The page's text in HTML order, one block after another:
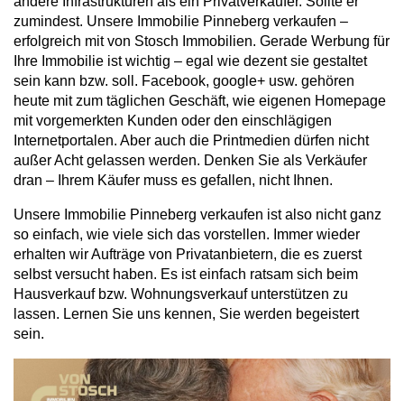
zumindest. Unsere Immobilie Pinneberg verkaufen –
erfolgreich mit von Stosch Immobilien. Gerade Werbung für
Ihre Immobilie ist wichtig – egal wie dezent sie gestaltet
sein kann bzw. soll. Facebook, google+ usw. gehören
heute mit zum täglichen Geschäft, wie eigenen Homepage
mit vorgemerkten Kunden oder den einschlägigen
Internetportalen. Aber auch die Printmedien dürfen nicht
außer Acht gelassen werden. Denken Sie als Verkäufer
dran – Ihrem Käufer muss es gefallen, nicht Ihnen.
Unsere Immobilie Pinneberg verkaufen ist also nicht ganz
so einfach, wie viele sich das vorstellen. Immer wieder
erhalten wir Aufträge von Privatanbietern, die es zuerst
selbst versucht haben. Es ist einfach ratsam sich beim
Hausverkauf bzw. Wohnungsverkauf unterstützen zu
lassen. Lernen Sie uns kennen, Sie werden begeistert
sein.